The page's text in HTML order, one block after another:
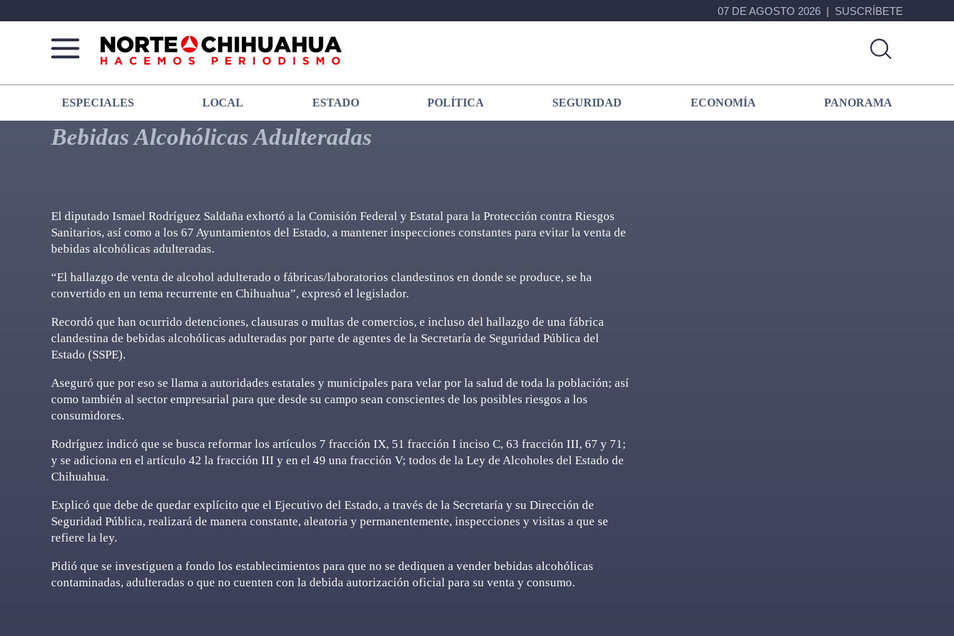
07 DE AGOSTO 2026 SUSCRÍBETE
Norte
De
Chihuahua
Más
que
noticias,
hacemos periodismo
ESPECIALES LOCAL ESTADO POLÍTICA SEGURIDAD ECONOMÍA PANORAMA
Bebidas Alcohólicas Adulteradas
El diputado Ismael Rodríguez Saldaña exhortó a la Comisión Federal y Estatal para la Protección contra Riesgos
Sanitarios, así como a los 67 Ayuntamientos del Estado, a mantener inspecciones constantes para evitar la venta de
bebidas alcohólicas adulteradas.
“El hallazgo de venta de alcohol adulterado o fábricas/laboratorios clandestinos en donde se produce, se ha
convertido en un tema recurrente en Chihuahua”, expresó el legislador.
Recordó que han ocurrido detenciones, clausuras o multas de comercios, e incluso del hallazgo de una fábrica
clandestina de bebidas alcohólicas adulteradas por parte de agentes de la Secretaría de Seguridad Pública del
Estado (SSPE).
Aseguró que por eso se llama a autoridades estatales y municipales para velar por la salud de toda la población; así
como también al sector empresarial para que desde su campo sean conscientes de los posibles riesgos a los
consumidores.
Rodríguez indicó que se busca reformar los artículos 7 fracción IX, 51 fracción I inciso C, 63 fracción III, 67 y 71;
y se adiciona en el artículo 42 la fracción III y en el 49 una fracción V; todos de la Ley de Alcoholes del Estado de
Chihuahua.
Explicó que debe de quedar explícito que el Ejecutivo del Estado, a través de la Secretaría y su Dirección de
Seguridad Pública, realizará de manera constante, aleatoria y permanentemente, inspecciones y visitas a que se
refiere la ley.
Pidió que se investiguen a fondo los establecimientos para que no se dediquen a vender bebidas alcohólicas
contaminadas, adulteradas o que no cuenten con la debida autorización oficial para su venta y consumo.